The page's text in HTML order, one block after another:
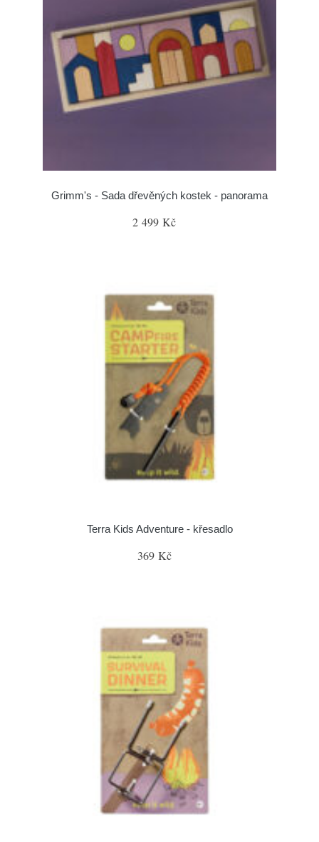
Grimm's - Sada dřevěných kostek - panorama
2 499 Kč
Terra Kids Adventure - křesadlo
369 Kč